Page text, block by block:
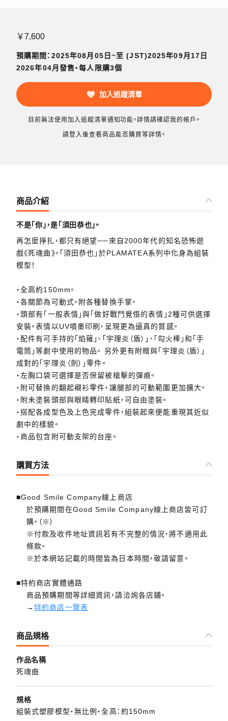
￥7,600
預購期間：2025年08月05日~至 (JST)2025年09月17日
2026年04月發售・每人限購3個
加入追蹤清單
目前無法使用加入追蹤清單通知功能。詳情請確認我的帳戶。
請登入後查看商品能否購買等詳情。
商品介紹
不是「你」，是「須田恭也」。
再怎麼掙扎，都只有絕望──來自2000年代的知名恐怖遊
戲《死魂曲》，「須田恭也」於PLAMATEA系列中化身為組裝
模型！
・全高約150mm。
・各關節為可動式，附各種替換手掌。
・頭部有「一般表情」與「做好戰鬥覺悟的表情」2種可供選擇
安裝。表情以UV噴墨印刷，呈現更為逼真的質感。
・配件有可手持的「焰薙」、「宇理炎（盾）」、「勾火棒」和「手
電筒」等劇中使用的物品。 另外更有附贈與「宇理炎（盾）」
成對的「宇理炎（劍）」零件。
・左胸口袋可選擇是否保留被槍擊的彈痕。
・附可替換的翻起襯衫零件，讓腿部的可動範圍更加擴大。
・附未塗裝頭部與眼睛轉印貼紙，可自由塗裝。
・搭配各成型色及上色完成零件，組裝起來便能重現其近似
劇中的樣貌。
・商品包含附可動支架的台座。
購買方法
■Good Smile Company線上商店
於預購期間在Good Smile Company線上商店皆可訂
購。（※）
※付款及收件地址資訊若有不完整的情況，將不適用此
條款。
※於本網站記載的時間皆為日本時間，敬請留意。
■特約商店實體通路
商品預購期間等詳細資訊，請洽詢各店鋪。
→特約商店一覽表
商品規格
作品名稱
死魂曲
規格
組裝式塑膠模型・無比例・全高：約150mm